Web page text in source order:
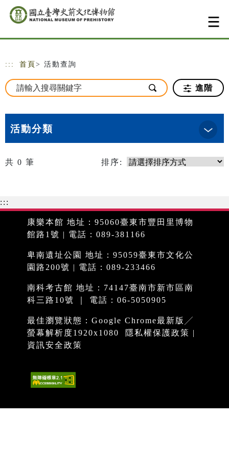
跳到主要內容
網站導覽
::: 首頁 > 活動查詢
進階
活動分類
共 0 筆 排序:
:::
康樂本館 地址：95060臺東市豐田里博物
館路1號 | 電話：089-381166
卑南遺址公園 地址：95059臺東市文化公
園路200號 | 電話：089-233466
南科考古館 地址：74147臺南市新市區南
科三路10號 ｜ 電話：06-5050905
最佳瀏覽狀態：Google Chrome最新版╱
螢幕解析度1920x1080
隱私權保護政策 |
資訊安全政策